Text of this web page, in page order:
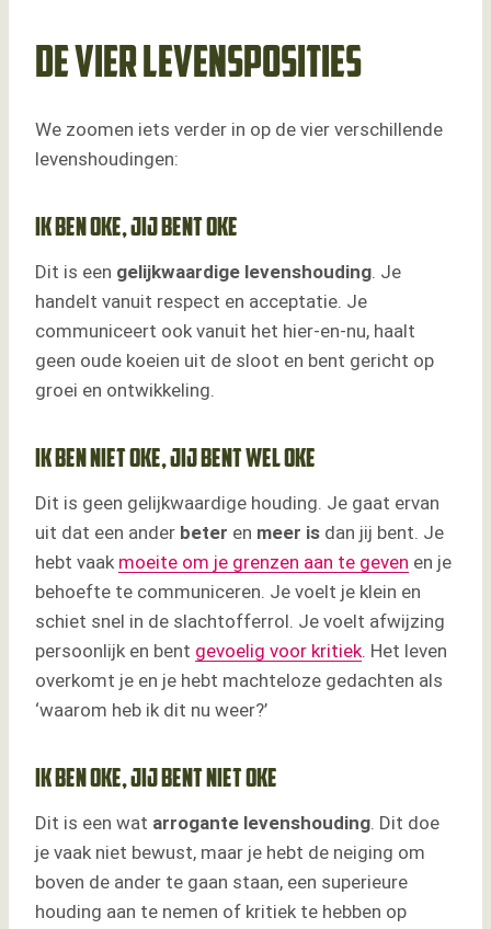
De vier levensposities
We zoomen iets verder in op de vier verschillende
levenshoudingen:
Ik ben oke, jij bent oke
Dit is een gelijkwaardige levenshouding. Je
handelt vanuit respect en acceptatie. Je
communiceert ook vanuit het hier-en-nu, haalt
geen oude koeien uit de sloot en bent gericht op
groei en ontwikkeling.
Ik ben niet oke, jij bent wel oke
Dit is geen gelijkwaardige houding. Je gaat ervan
uit dat een ander beter en meer is dan jij bent. Je
hebt vaak moeite om je grenzen aan te geven en je
behoefte te communiceren. Je voelt je klein en
schiet snel in de slachtofferrol. Je voelt afwijzing
persoonlijk en bent gevoelig voor kritiek. Het leven
overkomt je en je hebt machteloze gedachten als
‘waarom heb ik dit nu weer?’
Ik ben oke, jij bent niet oke
Dit is een wat arrogante levenshouding. Dit doe
je vaak niet bewust, maar je hebt de neiging om
boven de ander te gaan staan, een superieure
houding aan te nemen of kritiek te hebben op